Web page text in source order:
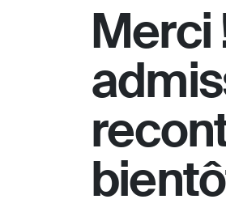
Merci